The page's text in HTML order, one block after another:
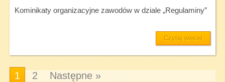
Kominikaty organizacyjne zawodów w dziale „Regulaminy”
Czytaj więcej
1 2 Następne »